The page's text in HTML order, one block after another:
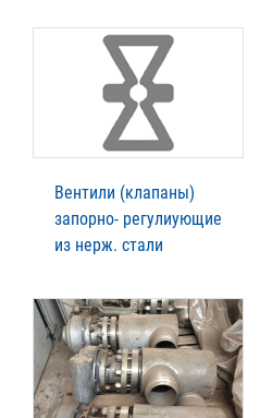
Вентили (клапаны)
запорно- регулиующие
из нерж. стали